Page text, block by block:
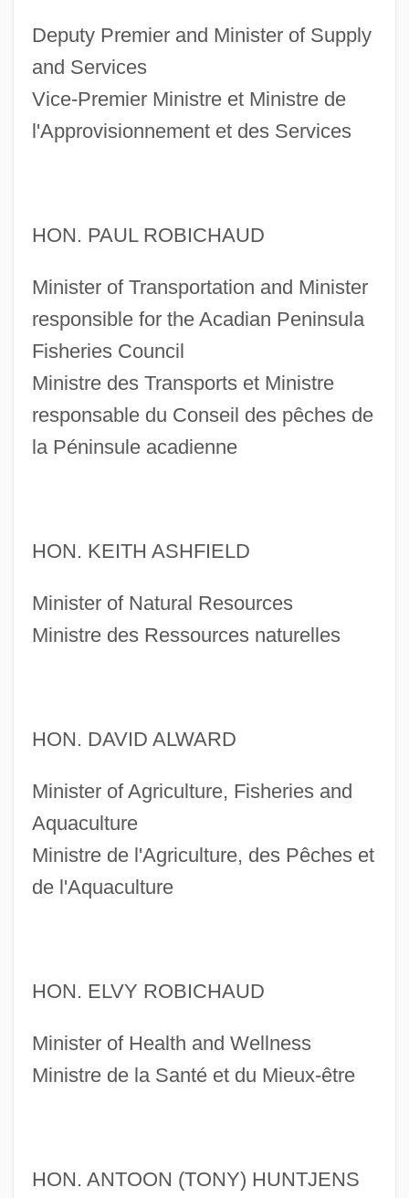
Deputy Premier and Minister of Supply
and Services
Vice-Premier Ministre et Ministre de
l'Approvisionnement et des Services
HON. PAUL ROBICHAUD
Minister of Transportation and Minister
responsible for the Acadian Peninsula
Fisheries Council
Ministre des Transports et Ministre
responsable du Conseil des pêches de
la Péninsule acadienne
HON. KEITH ASHFIELD
Minister of Natural Resources
Ministre des Ressources naturelles
HON. DAVID ALWARD
Minister of Agriculture, Fisheries and
Aquaculture
Ministre de l'Agriculture, des Pêches et
de l'Aquaculture
HON. ELVY ROBICHAUD
Minister of Health and Wellness
Ministre de la Santé et du Mieux-être
HON. ANTOON (TONY) HUNTJENS